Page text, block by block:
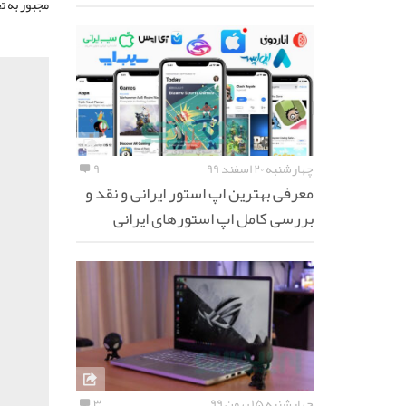
چهارشنبه ۲۰ اسفند ۹۹ ۹
معرفی بهترین اپ استور ایرانی و نقد و
بررسی کامل اپ استورهای ایرانی